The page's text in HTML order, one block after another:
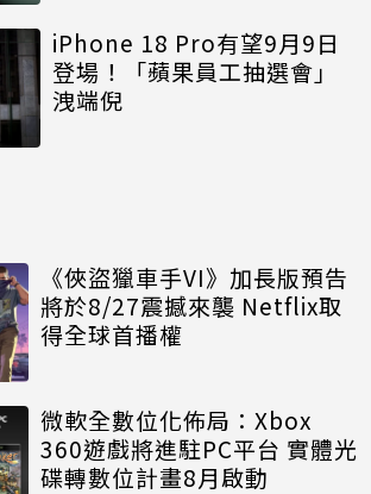
iPhone 18 Pro有望9月9日
登場！「蘋果員工抽選會」
洩端倪
《俠盜獵車手VI》加長版預告
將於8/27震撼來襲 Netflix取
得全球首播權
微軟全數位化佈局：Xbox
360遊戲將進駐PC平台 實體光
碟轉數位計畫8月啟動